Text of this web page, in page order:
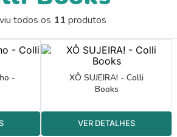
todos os 11 produtos
-
XÔ SUJEIRA! - Colli
Books